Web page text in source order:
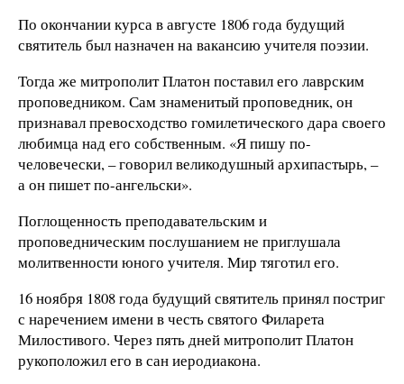
По окончании курса в августе 1806 года будущий
святитель был назначен на вакансию учителя поэзии.
Тогда же митрополит Платон поставил его лаврским
проповедником. Сам знаменитый проповедник, он
признавал превосходство гомилетического дара своего
любимца над его собственным. «Я пишу по-
человечески, – говорил великодушный архипастырь, –
а он пишет по-ангельски».
Поглощенность преподавательским и
проповедническим послушанием не приглушала
молитвенности юного учителя. Мир тяготил его.
16 ноября 1808 года будущий святитель принял постриг
с наречением имени в честь святого Филарета
Милостивого. Через пять дней митрополит Платон
рукоположил его в сан иеродиакона.